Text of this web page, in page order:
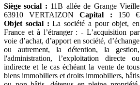
Siège social : 11B allée de Grange Vieille
63910 VERTAIZONCapital : 150 €
Objet social : La société a pour objet, en
France et à l’étranger : - L’acquisition par
voie d’achat, d’apport en société, d’échange
ou autrement, la détention, la gestion,
l'administration, l’exploitation directe ou
indirecte et le cas échéant la vente de tous
biens immobiliers et droits immobiliers, bâtis